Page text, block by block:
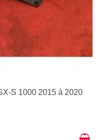
S 1000 2015 à 2020